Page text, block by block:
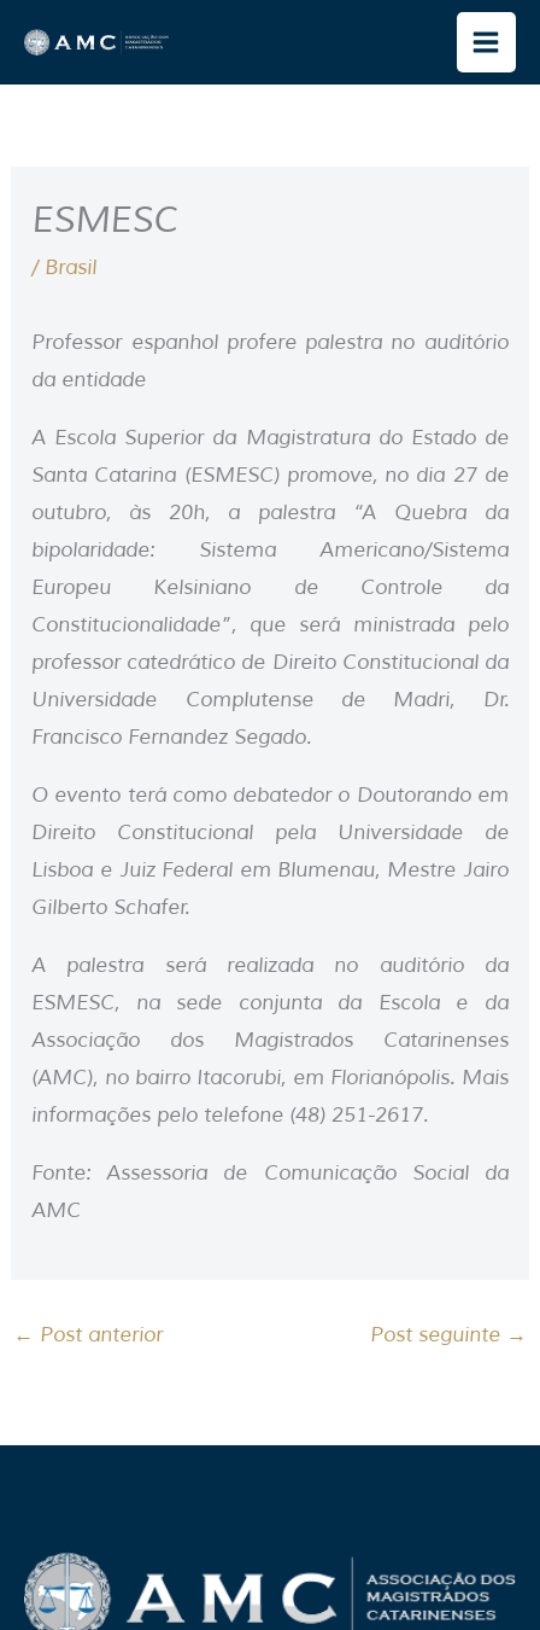
para
o
ESMESC
/ Brasil
Professor espanhol profere palestra no auditório
da entidade
A Escola Superior da Magistratura do Estado de
Santa Catarina (ESMESC) promove, no dia 27 de
outubro, às 20h, a palestra “A Quebra da
bipolaridade: Sistema Americano/Sistema
Europeu Kelsiniano de Controle da
Constitucionalidade”, que será ministrada pelo
professor catedrático de Direito Constitucional da
Universidade Complutense de Madri, Dr.
Francisco Fernandez Segado.
O evento terá como debatedor o Doutorando em
Direito Constitucional pela Universidade de
Lisboa e Juiz Federal em Blumenau, Mestre Jairo
Gilberto Schafer.
A palestra será realizada no auditório da
ESMESC, na sede conjunta da Escola e da
Associação dos Magistrados Catarinenses
(AMC), no bairro Itacorubi, em Florianópolis. Mais
informações pelo telefone (48) 251-2617.
Fonte: Assessoria de Comunicação Social da
AMC
← Post anterior Post seguinte →